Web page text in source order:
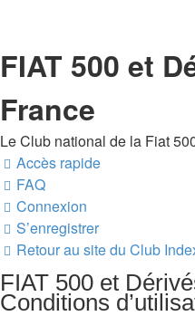
FIAT 500 et
France
Le Club national de la Fiat
Accès rapide
FAQ
Connexion
S’enregistrer
Retour au site du Club
FIAT 500 et
Conditions